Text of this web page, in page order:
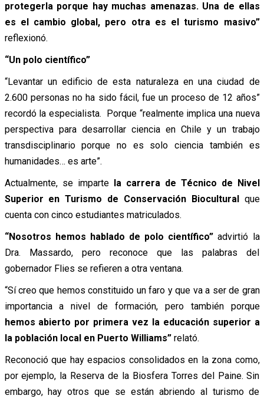
protegerla porque hay muchas amenazas. Una de ellas
es el cambio global, pero otra es el turismo masivo”
reflexionó.
“Un polo científico”
“Levantar un edificio de esta naturaleza en una ciudad de
2.600 personas no ha sido fácil, fue un proceso de 12 años”
recordó la especialista. Porque “realmente implica una nueva
perspectiva para desarrollar ciencia en Chile y un trabajo
transdisciplinario porque no es solo ciencia también es
humanidades… es arte”.
Actualmente, se imparte
la carrera de Técnico de Nivel
Superior en Turismo de Conservación Biocultural
que
cuenta con cinco estudiantes matriculados.
“Nosotros hemos hablado de polo científico” advirtió la
Dra. Massardo, pero reconoce que las palabras del
gobernador Flies se refieren a otra ventana.
“Sí creo que hemos constituido un faro y que va a ser de gran
importancia a nivel de formación, pero también porque
hemos abierto por primera vez la educación superior a
la población local en Puerto Williams”relató.
Reconoció que hay espacios consolidados en la zona como,
por ejemplo, la Reserva de la Biosfera Torres del Paine. Sin
embargo, hay otros que se están abriendo al turismo de